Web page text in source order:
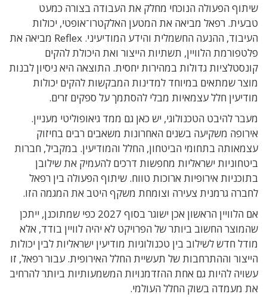
שיתוף הפעולה הנוכחי מחלק את העבודה בצורה כמעט
טבעית. רפאל מביאה את המטען האלקטרו־אופטי, יכולות
העיבוד, ההנעה החשמלית והידע המודיעיני. Reflex מביאה את
פלטפורמת הלוויין, תשתיות הייצור ואת היכולת להקים
קונסטלציות גדולות במהירות יחסית. התוצאה היא ניסיון לבנות
מוצר שמתאים במיוחד למדינות המבקשות להקים יכולות
מודיעין חלל עצמאיות מבלי להסתמך על ספקים זרים.
מעבר להיבט הטכנולוגי, יש כאן גם ממד גיאופוליטי מעניין.
אירופה משקיעה בשנים האחרונות משאבים רבים בחיזוק
עצמאותה בתחומי הביטחון, החלל והמודיעין. במקביל, חברות
ביטחוניות ישראליות מחפשות דרכים להעמיק את שילובן
בתוכניות אירופיות ארוכות טווח. שיתוף הפעולה בין רפאל
לחברה גרמנית צעירה וצומחת משקף היטב את המגמה הזו.
אם הלוויין הראשון אכן ישוגר בסוף 2027 כפי שמתוכנן, ייתכן
שהמוצר החשוב ביותר של הפרויקט לא יהיה לוויין בודד, אלא
מודל חדש לשילוב בין טכנולוגיות מודיעין ישראליות לבין יכולות
הייצור וההתרחבות של תעשיית החלל האירופית. עבור רפאל, זו
עשויה להיות גם אחת ההזדמנויות המשמעותיות ביותר להרחיב
את מעמדה בשוק החלל העולמי.